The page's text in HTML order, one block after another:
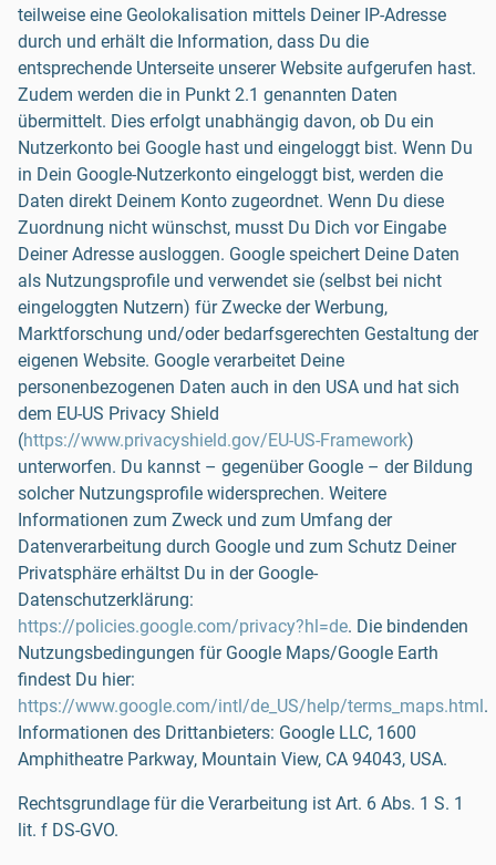
teilweise eine Geolokalisation mittels Deiner IP-Adresse
durch und erhält die Information, dass Du die
entsprechende Unterseite unserer Website aufgerufen hast.
Zudem werden die in Punkt 2.1 genannten Daten
übermittelt. Dies erfolgt unabhängig davon, ob Du ein
Nutzerkonto bei Google hast und eingeloggt bist. Wenn Du
in Dein Google-Nutzerkonto eingeloggt bist, werden die
Daten direkt Deinem Konto zugeordnet. Wenn Du diese
Zuordnung nicht wünschst, musst Du Dich vor Eingabe
Deiner Adresse ausloggen. Google speichert Deine Daten
als Nutzungsprofile und verwendet sie (selbst bei nicht
eingeloggten Nutzern) für Zwecke der Werbung,
Marktforschung und/oder bedarfsgerechten Gestaltung der
eigenen Website. Google verarbeitet Deine
personenbezogenen Daten auch in den USA und hat sich
dem EU-US Privacy Shield
(https://www.privacyshield.gov/EU-US-Framework)
unterworfen. Du kannst – gegenüber Google – der Bildung
solcher Nutzungsprofile widersprechen. Weitere
Informationen zum Zweck und zum Umfang der
Datenverarbeitung durch Google und zum Schutz Deiner
Privatsphäre erhältst Du in der Google-
Datenschutzerklärung:
https://policies.google.com/privacy?hl=de. Die bindenden
Nutzungsbedingungen für Google Maps/Google Earth
findest Du hier:
https://www.google.com/intl/de_US/help/terms_maps.html.
Informationen des Drittanbieters: Google LLC, 1600
Amphitheatre Parkway, Mountain View, CA 94043, USA.
Rechtsgrundlage für die Verarbeitung ist Art. 6 Abs. 1 S. 1
lit. f DS-GVO.